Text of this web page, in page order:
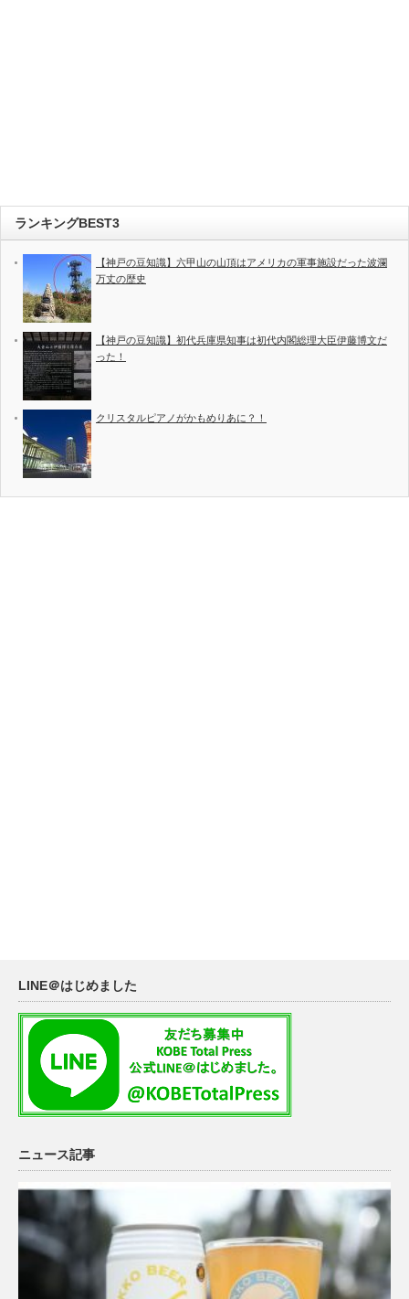
ランキングBEST3
【神戸の豆知識】六甲山の山頂はアメリカの軍事施設だった波瀾
万丈の歴史
【神戸の豆知識】初代兵庫県知事は初代内閣総理大臣伊藤博文だ
った！
クリスタルピアノがかもめりあに？！
LINE＠はじめました
ニュース記事